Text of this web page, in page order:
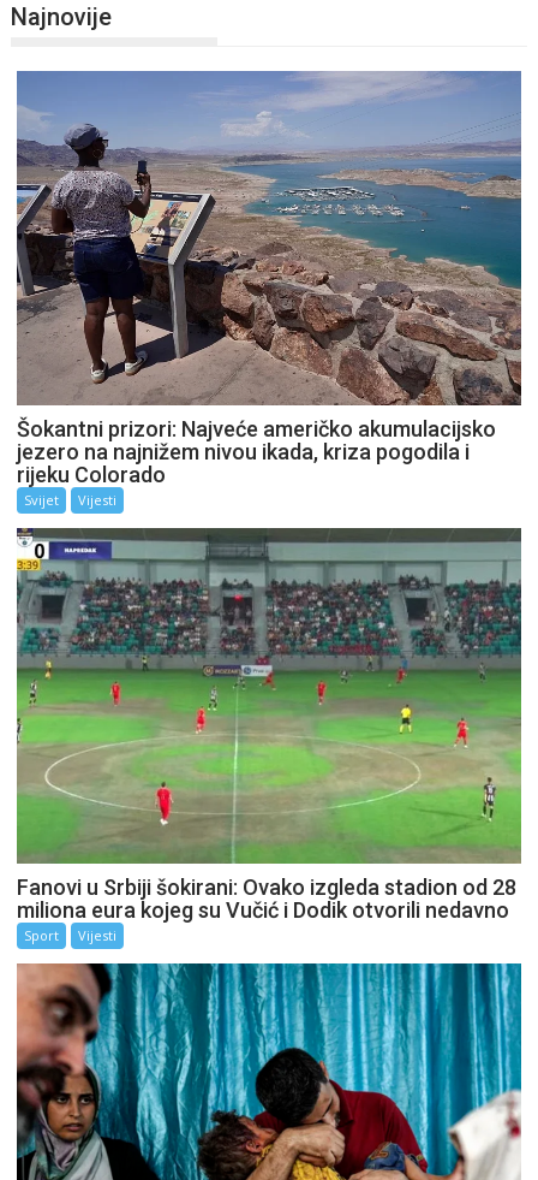
Najnovije
Šokantni prizori: Najveće američko akumulacijsko
jezero na najnižem nivou ikada, kriza pogodila i
rijeku Colorado
Svijet Vijesti
Fanovi u Srbiji šokirani: Ovako izgleda stadion od 28
miliona eura kojeg su Vučić i Dodik otvorili nedavno
Sport Vijesti